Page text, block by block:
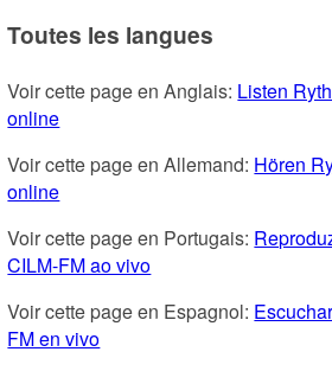
Toutes les langues
Voir cette page en Anglais: Listen
online
Voir cette page en Allemand: Hören
online
Voir cette page en Portugais:
CILM-FM ao vivo
Voir cette page en Espagnol:
FM en vivo